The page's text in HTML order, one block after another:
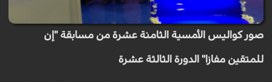
صور كواليس الأمسية الثامنة عشرة من مسابقة "إن
للمتقين مفازا" الدورة الثالثة عشرة